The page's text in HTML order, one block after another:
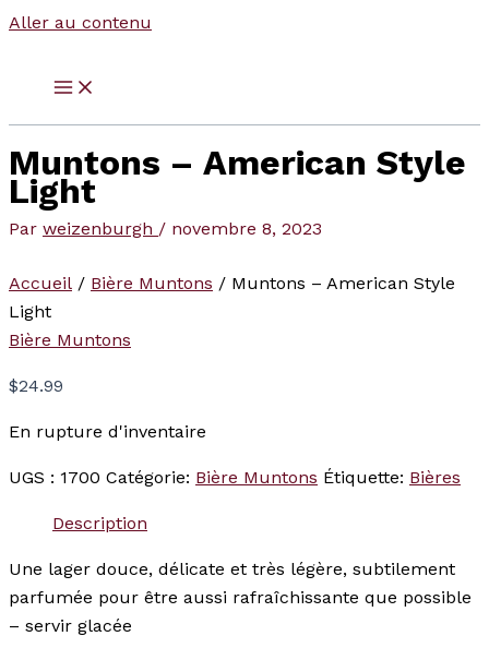
Aller au contenu
Muntons – American Style
Light
Par weizenburgh / novembre 8, 2023
Accueil / Bière Muntons / Muntons – American Style
Light
Bière Muntons
$24.99
En rupture d'inventaire
UGS : 1700 Catégorie: Bière Muntons Étiquette: Bières
Description
Une lager douce, délicate et très légère, subtilement
parfumée pour être aussi rafraîchissante que possible
– servir glacée